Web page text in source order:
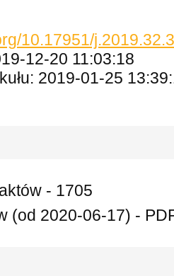
10.17951/
12-20 11:03:18
2019-01-25
- 1705
(od 2020-06-17) -